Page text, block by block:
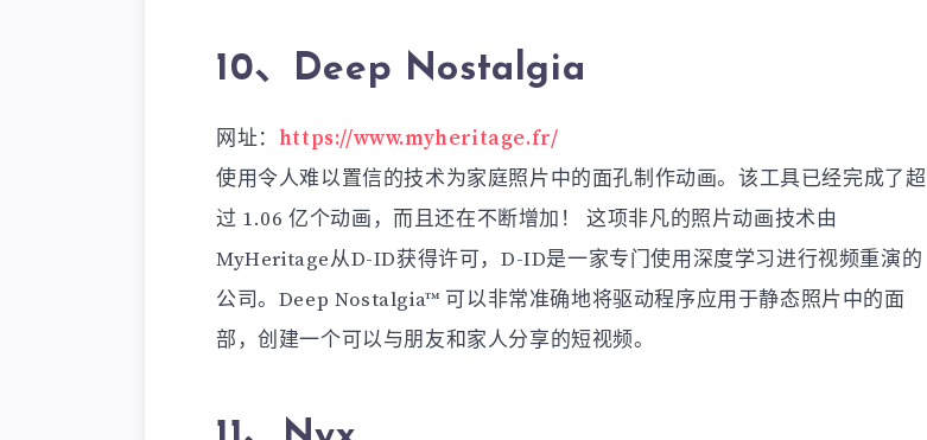
10、Deep Nostalgia
网址： https://www.myheritage.fr/
使用令人难以置信的技术为家庭照片中的面孔制作动画。该工具已经完成了超
过 1.06 亿个动画，而且还在不断增加！ 这项非凡的照片动画技术由
MyHeritage从D-ID获得许可，D-ID是一家专门使用深度学习进行视频重演的
公司。Deep Nostalgia™ 可以非常准确地将驱动程序应用于静态照片中的面
部，创建一个可以与朋友和家人分享的短视频。